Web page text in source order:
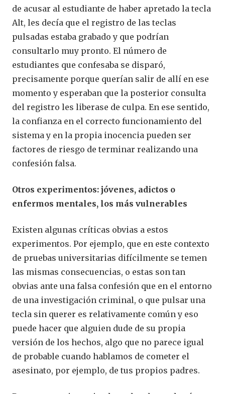
de acusar al estudiante de haber apretado la tecla
Alt, les decía que el registro de las teclas
pulsadas estaba grabado y que podrían
consultarlo muy pronto. El número de
estudiantes que confesaba se disparó,
precisamente porque querían salir de allí en ese
momento y esperaban que la posterior consulta
del registro les liberase de culpa. En ese sentido,
la confianza en el correcto funcionamiento del
sistema y en la propia inocencia pueden ser
factores de riesgo de terminar realizando una
confesión falsa.
Otros experimentos: jóvenes, adictos o
enfermos mentales, los más vulnerables
Existen algunas críticas obvias a estos
experimentos. Por ejemplo, que en este contexto
de pruebas universitarias difícilmente se temen
las mismas consecuencias, o estas son tan
obvias ante una falsa confesión que en el entorno
de una investigación criminal, o que pulsar una
tecla sin querer es relativamente común y eso
puede hacer que alguien dude de su propia
versión de los hechos, algo que no parece igual
de probable cuando hablamos de cometer el
asesinato, por ejemplo, de tus propios padres.